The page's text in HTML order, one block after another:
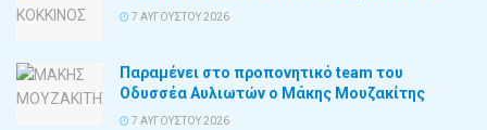
7 ΑΥΓΟΎΣΤΟΥ 2026
Παραμένει στο προπονητικό team του
Οδυσσέα Αυλιωτών ο Μάκης Μουζακίτης
7 ΑΥΓΟΎΣΤΟΥ 2026